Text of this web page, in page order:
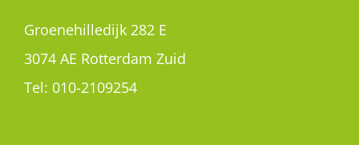
Groenehilledijk 282 E
3074 AE Rotterdam Zuid
Tel: 010-2109254